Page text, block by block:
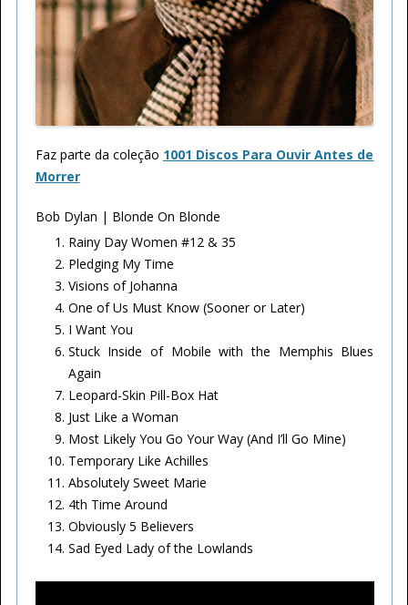
Faz parte da coleção 1001 Discos Para Ouvir Antes de
Morrer
Bob Dylan | Blonde On Blonde
Rainy Day Women #12 & 35
Pledging My Time
Visions of Johanna
One of Us Must Know (Sooner or Later)
I Want You
Stuck Inside of Mobile with the Memphis Blues
Again
Leopard-Skin Pill-Box Hat
Just Like a Woman
Most Likely You Go Your Way (And I’ll Go Mine)
Temporary Like Achilles
Absolutely Sweet Marie
4th Time Around
Obviously 5 Believers
Sad Eyed Lady of the Lowlands